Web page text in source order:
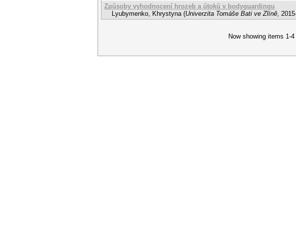
Způsoby vyhodnocení hrozeb a útoků v bodyguardingu
Lyubymenko, Khrystyna (Univerzita Tomáše Bati ve Zlíně,
Now showing items 1-